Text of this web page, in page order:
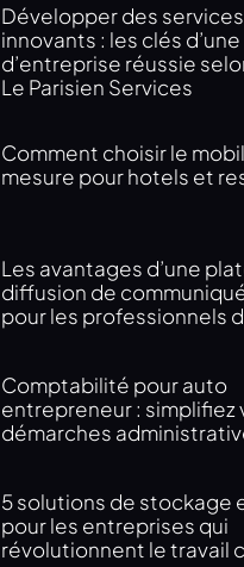
Développer des
innovants : les clés
d’entreprise réussie
Le Parisien Services
Comment choisir le
mesure pour hotels et
Les avantages d’une
diffusion de
pour les professionnels
Comptabilité pour auto
entrepreneur : simplifiez
démarches
5 solutions de stockage
pour les entreprises qui
révolutionnent le travail